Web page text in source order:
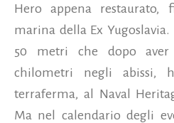
Hero appena restaurato,
marina della Ex
50 metri che dopo
chilometri negli abissi,
terraferma, al Naval
Ma nel calendario degli